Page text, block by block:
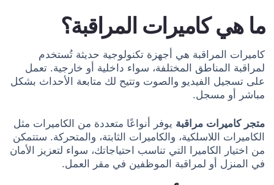
ما هي كاميرات المراقبة؟
كاميرات المراقبة هي أجهزة تكنولوجية حديثة تُستخدم
لمراقبة المناطق المختلفة، سواء داخلية أو خارجية. تعمل
على تسجيل الفيديو والصوت وتتيح لك متابعة الأحداث بشكل
مباشر أو مسجل.
متجر كاميرات مراقبة يوفر أنواعًا متعددة من الكاميرات مثل
الكاميرات اللاسلكية، والكاميرات الثابتة، والمتحركة. ستتمكن
من اختيار الكاميرا التي تناسب احتياجاتك، سواء لتعزيز الأمان
في المنزل أو لمراقبة الموظفين في مقر العمل.